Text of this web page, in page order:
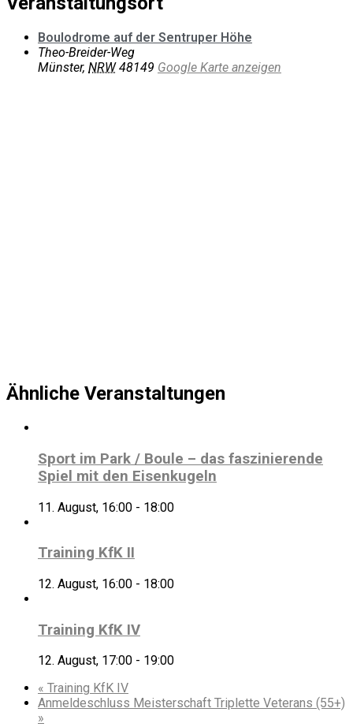
Boulodrome auf der Sentruper Höhe
Theo-Breider-Weg
Münster, NRW 48149 Google Karte anzeigen
Ähnliche Veranstaltungen
Sport im Park / Boule – das faszinierende
Spiel mit den Eisenkugeln
11. August, 16:00 - 18:00
Training KfK II
12. August, 16:00 - 18:00
Training KfK IV
12. August, 17:00 - 19:00
« Training KfK IV
Anmeldeschluss Meisterschaft Triplette Veterans (55+)
»